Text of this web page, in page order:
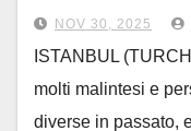
avanti”
NOV 30, 2025
ISTANBUL
molti malintesi e
diverse in passato,